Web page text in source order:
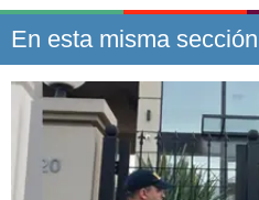
En esta misma sección